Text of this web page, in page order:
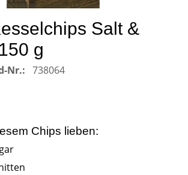
Salt &
g
Nr.: 738064
Chips lieben: